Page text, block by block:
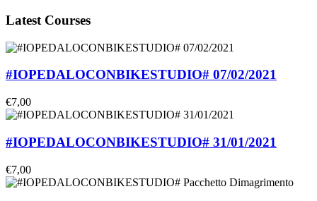
Latest Courses
#IOPEDALOCONBIKESTUDIO# 07/02/2021
€7,00
#IOPEDALOCONBIKESTUDIO# 31/01/2021
€7,00